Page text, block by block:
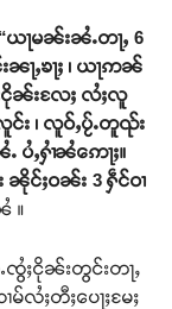
ယႃမၼ်းၼႆႉတႃႇ 6
ၼႃႇၶႃႈ ၊ ယႃဢၼ်
ငိုၼ်းလႄႈ လႆႈလူ
င်း ၊ လူဝ်ႇပႂ်ႉတူၺ်း
ပႆႇႁၢႆၼႆဢေႃႈ။
ၼိုင်ႈဝၼ်း 3 ႁဵင်ဝၢ
။
ႈငိုၼ်းတွင်းတႃႇ
လႆႈတီႈပေႃႈမႄႈ